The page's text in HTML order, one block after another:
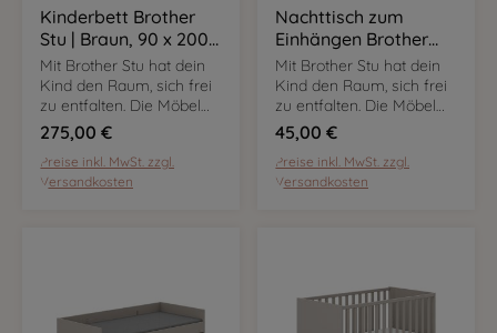
Durchschnittliche Bewertung von 0 von 5 Sternen
Kinderbett Brother
Stu | Braun, 90 x 200
cm
Mit Brother Stu hat dein
Kind den Raum, sich frei
zu entfalten. Die Möbel
sind flexibel nutzbar und
mit ihrem Dekor in Taupe
setzen sie in eurem
Zuhause markante
275,00 €
Preise inkl. MwSt. zzgl.
Versandkosten
Durchschnittliche
Nachttisch zum
Einhängen Brother
Stu | Braun, zur
Erweiterung des
Kojenbettes
Mit Brother Stu hat dein
Kind den Raum, sich frei
zu entfalten. Die Möbel
sind flexibel nutzbar und
mit ihrem Dekor in Taupe
setzen sie in eurem
Zuhause markante
45,00 €
Preise inkl. MwSt. zzgl.
Versandkosten